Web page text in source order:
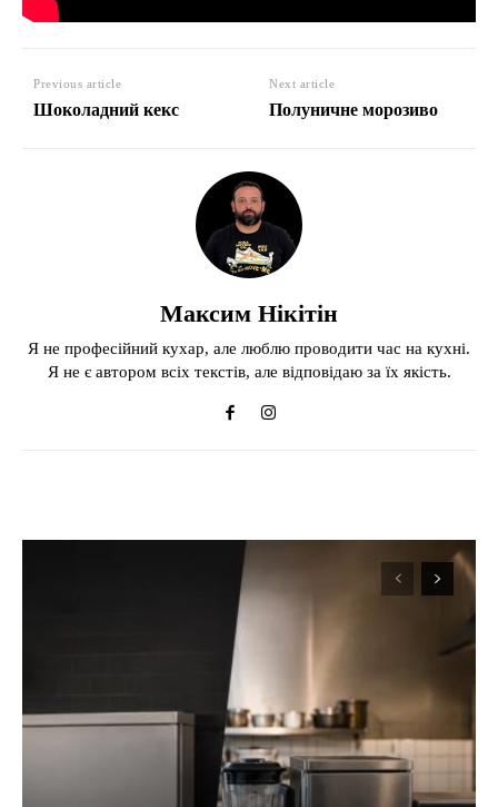
Previous article
Шоколадний кекс
Next article
Полуничне морозиво
Максим Нікітін
Я не професійний кухар, але люблю проводити час на кухні.
Я не є автором всіх текстів, але відповідаю за їх якість.